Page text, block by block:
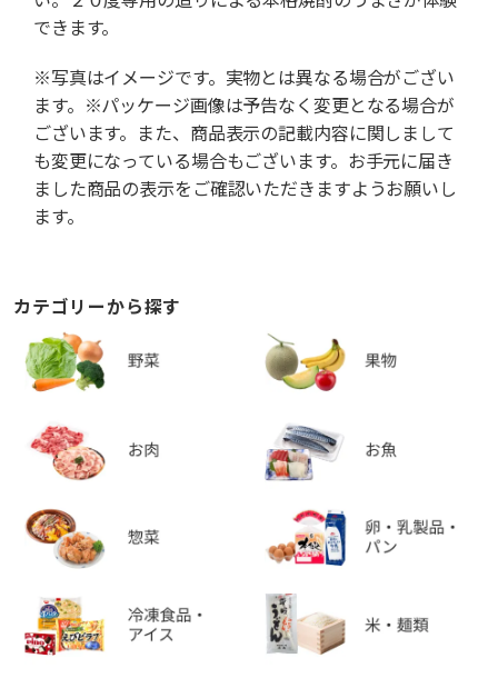
できます。
※写真はイメージです。実物とは異なる場合がござい
ます。※パッケージ画像は予告なく変更となる場合が
ございます。また、商品表示の記載内容に関しまして
も変更になっている場合もございます。お手元に届き
ました商品の表示をご確認いただきますようお願いし
ます。
カテゴリーから探す